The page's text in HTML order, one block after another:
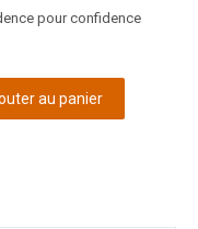
pour confidence
au panier